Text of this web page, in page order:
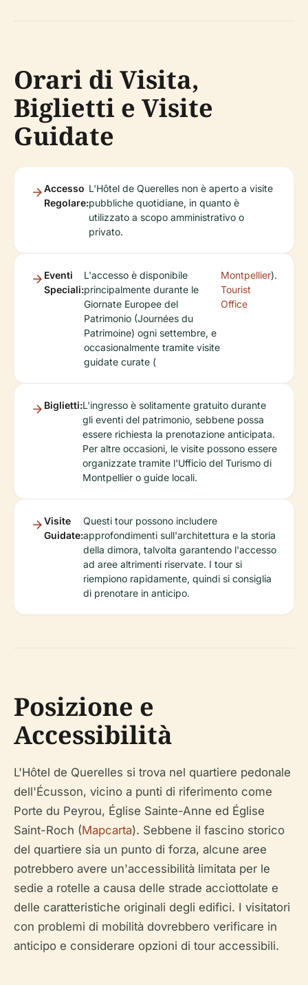
Orari di Visita,
Biglietti e Visite
Guidate
Accesso
Regolare:
L'Hôtel de Querelles non è aperto a visite
pubbliche quotidiane, in quanto è
utilizzato a scopo amministrativo o
privato.
Eventi
Speciali:
L'accesso è disponibile
principalmente durante le
Giornate Europee del
Patrimonio (Journées du
Patrimoine) ogni settembre, e
occasionalmente tramite visite
guidate curate (
Montpellier
Tourist
Office
).
Biglietti:L'ingresso è solitamente gratuito durante
gli eventi del patrimonio, sebbene possa
essere richiesta la prenotazione anticipata.
Per altre occasioni, le visite possono essere
organizzate tramite l'Ufficio del Turismo di
Montpellier o guide locali.
Visite
Guidate:
Questi tour possono includere
approfondimenti sull'architettura e la storia
della dimora, talvolta garantendo l'accesso
ad aree altrimenti riservate. I tour si
riempiono rapidamente, quindi si consiglia
di prenotare in anticipo.
Posizione e
Accessibilità
L'Hôtel de Querelles si trova nel quartiere pedonale
dell'Écusson, vicino a punti di riferimento come
Porte du Peyrou, Église Sainte-Anne ed Église
Saint-Roch (Mapcarta). Sebbene il fascino storico
del quartiere sia un punto di forza, alcune aree
potrebbero avere un'accessibilità limitata per le
sedie a rotelle a causa delle strade acciottolate e
delle caratteristiche originali degli edifici. I visitatori
con problemi di mobilità dovrebbero verificare in
anticipo e considerare opzioni di tour accessibili.